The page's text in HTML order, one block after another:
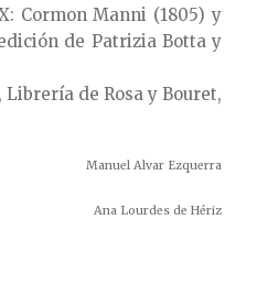
Cormon Manni (1805) y
de Patrizia Botta y
Librería de Rosa y Bouret,
Manuel Alvar Ezquerra
Ana Lourdes de Hériz